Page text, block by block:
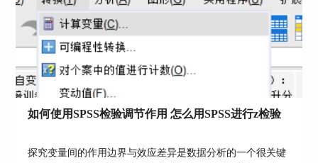
图3：T检验设置
在F检验结果中，可以看出，P值大于0.05，认为两
组方差相等。
如何使用SPSS检验调节作用 怎么用SPSS进行z检验
探究变量间的作用边界与效应差异是数据分析的一个很关键